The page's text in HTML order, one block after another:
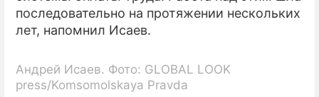
последовательно на протяжении нескольких
лет, напомнил Исаев.
Андрей Исаев. Фото: GLOBAL LOOK
press/Komsomolskaya Pravda